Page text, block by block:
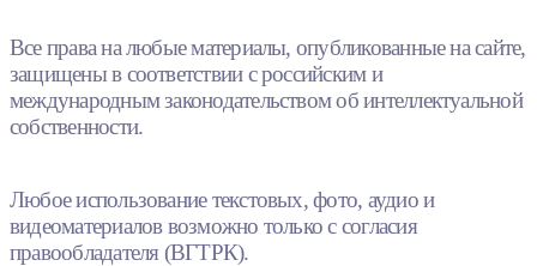
Все права на любые материалы, опубликованные на сайте,
защищены в соответствии с российским и
международным законодательством об интеллектуальной
собственности.
Любое использование текстовых, фото, аудио и
видеоматериалов возможно только с согласия
правообладателя (ВГТРК).